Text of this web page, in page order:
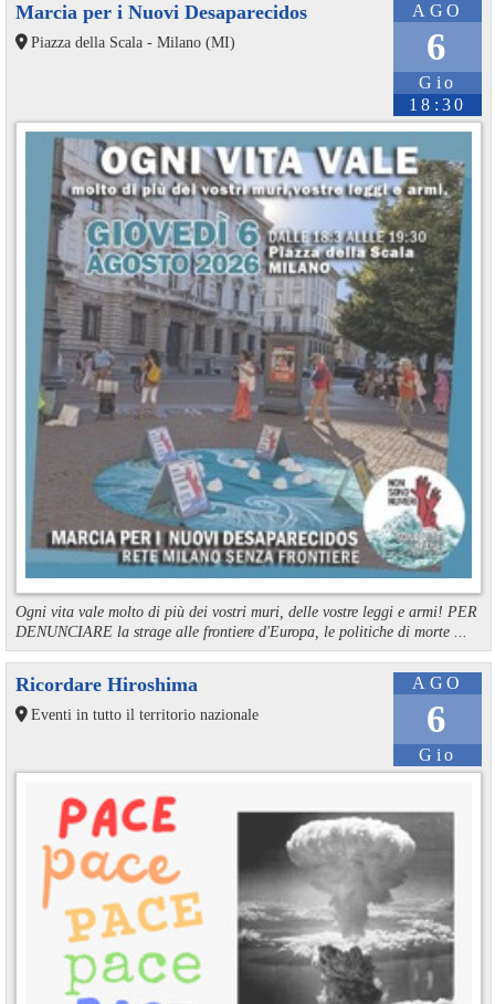
AGO
6
Gio
18:30
Marcia per i Nuovi Desaparecidos
Piazza della Scala - Milano (MI)
Ogni vita vale molto di più dei vostri muri, delle vostre leggi e armi! PER
DENUNCIARE la strage alle frontiere d'Europa, le politiche di morte ...
AGO
6
Gio
Ricordare Hiroshima
Eventi in tutto il territorio nazionale